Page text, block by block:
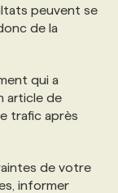
peuvent se
de la
qui a
article de
trafic après
de votre
informer